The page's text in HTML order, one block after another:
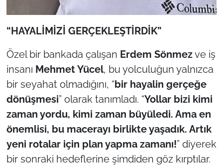
“HAYALİMİZİ GERÇEKLEŞTİRDİK”
Özel bir bankada çalışan Erdem Sönmezve iş
insanı Mehmet Yücel, bu yolculuğun yalnızca
bir seyahat olmadığını, “bir hayalin gerçeğe
dönüşmesi” olarak tanımladı. “Yollar bizi kimi
zaman yordu, kimi zaman büyüledi. Ama en
önemlisi, bu macerayı birlikte yaşadık. Artık
yeni rotalar için plan yapma zamanı!” diyerek
bir sonraki hedeflerine şimdiden göz kırptılar.